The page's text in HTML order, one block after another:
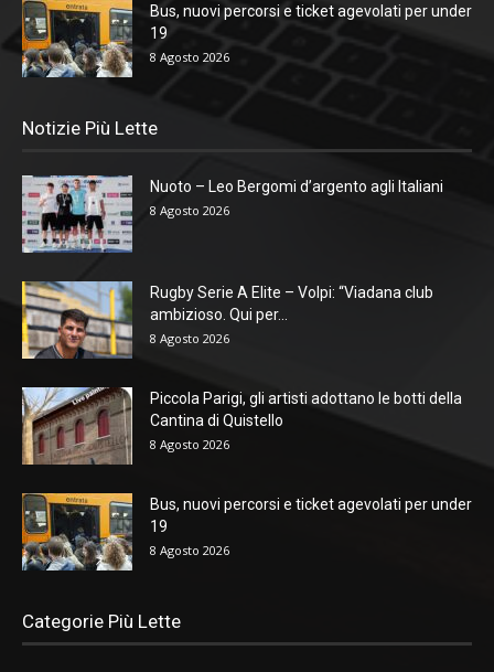
Bus, nuovi percorsi e ticket agevolati per under
19
8 Agosto 2026
Notizie Più Lette
Nuoto – Leo Bergomi d’argento agli Italiani
8 Agosto 2026
Rugby Serie A Elite – Volpi: “Viadana club
ambizioso. Qui per...
8 Agosto 2026
Piccola Parigi, gli artisti adottano le botti della
Cantina di Quistello
8 Agosto 2026
Bus, nuovi percorsi e ticket agevolati per under
19
8 Agosto 2026
Categorie Più Lette